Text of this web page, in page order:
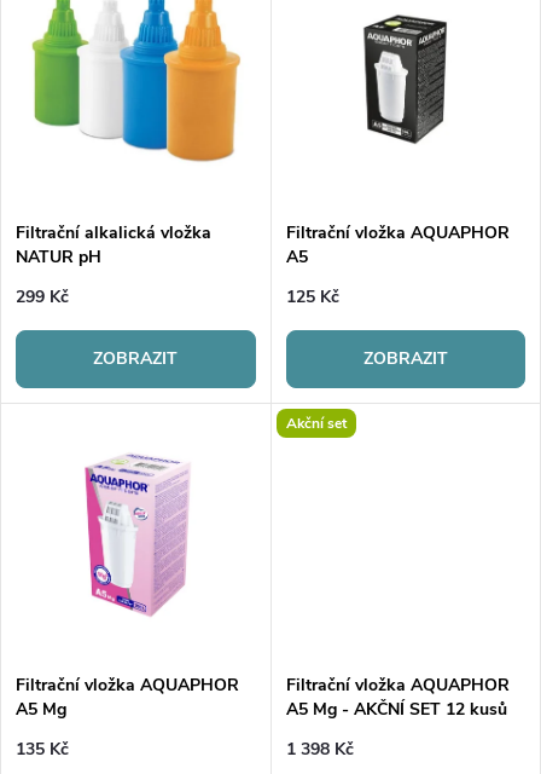
e
n
p
r
o
ů
Nejprodávanější
ý
p
s
p
r
o
ů
Filtrační alkalická vložka
NATUR pH
299 Kč
ZOBRAZIT
Filtrační vložka AQUAPHOR
A5
125 Kč
ZOBRAZIT
Filtrační vložka AQUAPHOR
A5 Mg
135 Kč
Akční set
Filtrační vložka AQUAPHOR
A5 Mg - AKČNÍ SET 12 kusů
1 398 Kč